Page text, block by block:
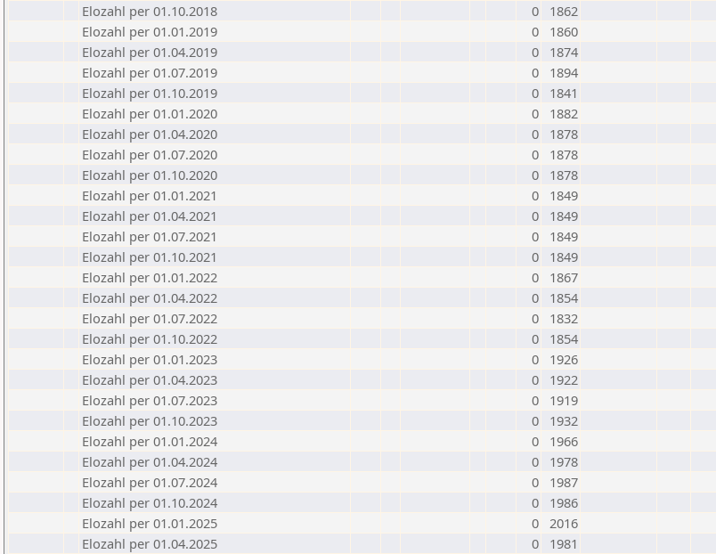
Elozahl per 01.10.2018
0
1862
Elozahl per 01.01.2019
0
1860
Elozahl per 01.04.2019
0
1874
Elozahl per 01.07.2019
0
1894
Elozahl per 01.10.2019
0
1841
Elozahl per 01.01.2020
0
1882
Elozahl per 01.04.2020
0
1878
Elozahl per 01.07.2020
0
1878
Elozahl per 01.10.2020
0
1878
Elozahl per 01.01.2021
0
1849
Elozahl per 01.04.2021
0
1849
Elozahl per 01.07.2021
0
1849
Elozahl per 01.10.2021
0
1849
Elozahl per 01.01.2022
0
1867
Elozahl per 01.04.2022
0
1854
Elozahl per 01.07.2022
0
1832
Elozahl per 01.10.2022
0
1854
Elozahl per 01.01.2023
0
1926
Elozahl per 01.04.2023
0
1922
Elozahl per 01.07.2023
0
1919
Elozahl per 01.10.2023
0
1932
Elozahl per 01.01.2024
0
1966
Elozahl per 01.04.2024
0
1978
Elozahl per 01.07.2024
0
1987
Elozahl per 01.10.2024
0
1986
Elozahl per 01.01.2025
0 2016
Elozahl per 01.04.2025
0
1981